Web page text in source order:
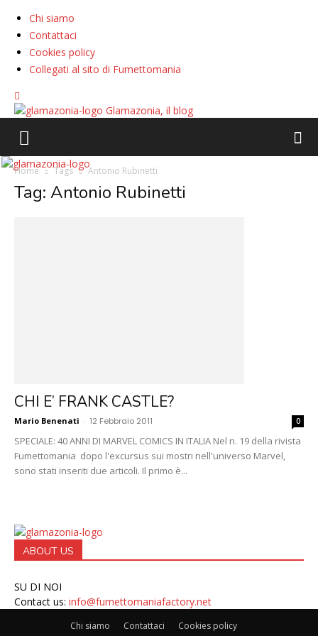
Chi siamo
Contattaci
Cookies policy
Collegati al sito di Fumettomania
Glamazonia, il blog
Home Tags Antonio Rubinetti
Tag: Antonio Rubinetti
CHI E’ FRANK CASTLE?
Mario Benenati - 12 Febbraio 2011 0
SPECIALE: 40 ANNI DI MARVEL COMICS IN ITALIA Nel n. 19 della rivista
Fumettomania dopo l'excursus sui mostri nell'universo Marvel,
sono stati inseriti due articoli. Il primo è...
ABOUT US
SU DI NOI
Contact us: info@fumettomaniafactory.net
Chi siamo Contattaci
Cookies policy